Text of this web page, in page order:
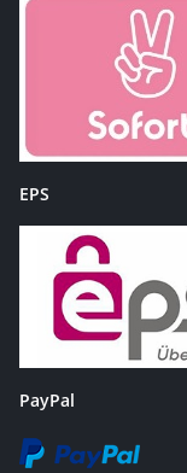
EPS
PayPal